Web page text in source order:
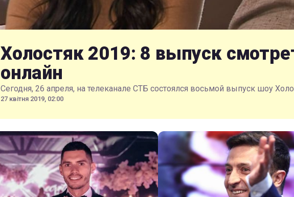
Холостяк 2019: 8 выпуск
онлайн
Сегодня, 26 апреля, на телеканале СТБ состоялся восьмой выпуск шоу
27 квітня 2019, 02:00